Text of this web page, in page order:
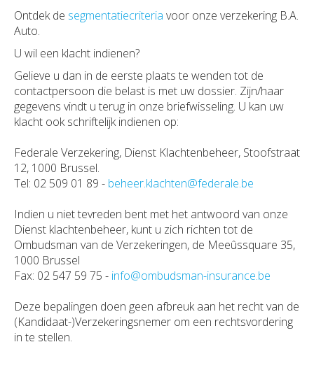
Ontdek de segmentatiecriteria voor onze verzekering B.A.
Auto.
U wil een klacht indienen?
Gelieve u dan in de eerste plaats te wenden tot de
contactpersoon die belast is met uw dossier. Zijn/haar
gegevens vindt u terug in onze briefwisseling. U kan uw
klacht ook schriftelijk indienen op:
Federale Verzekering, Dienst Klachtenbeheer, Stoofstraat
12, 1000 Brussel.
Tel: 02 509 01 89 - beheer.klachten@federale.be
Indien u niet tevreden bent met het antwoord van onze
Dienst klachtenbeheer, kunt u zich richten tot de
Ombudsman van de Verzekeringen, de Meeûssquare 35,
1000 Brussel
Fax: 02 547 59 75 - info@ombudsman-insurance.be
Deze bepalingen doen geen afbreuk aan het recht van de
(Kandidaat-)Verzekeringsnemer om een rechtsvordering
in te stellen.